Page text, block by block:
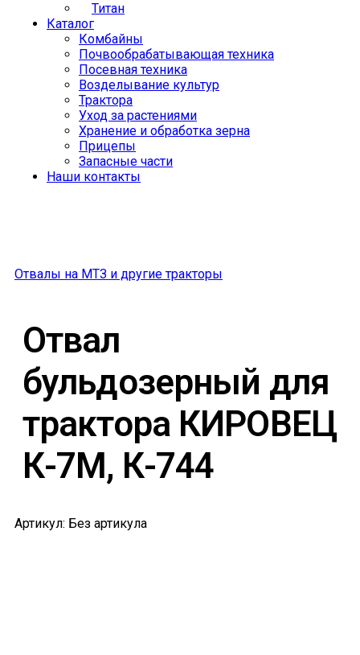
Титан
Каталог
Комбайны
Почвообрабатывающая техника
Посевная техника
Возделывание культур
Трактора
Уход за растениями
Хранение и обработка зерна
Прицепы
Запасные части
Наши контакты
Отвалы на МТЗ и другие тракторы
Отвал
бульдозерный для
трактора КИРОВЕЦ
К-7М, К-744
Артикул: Без артикула